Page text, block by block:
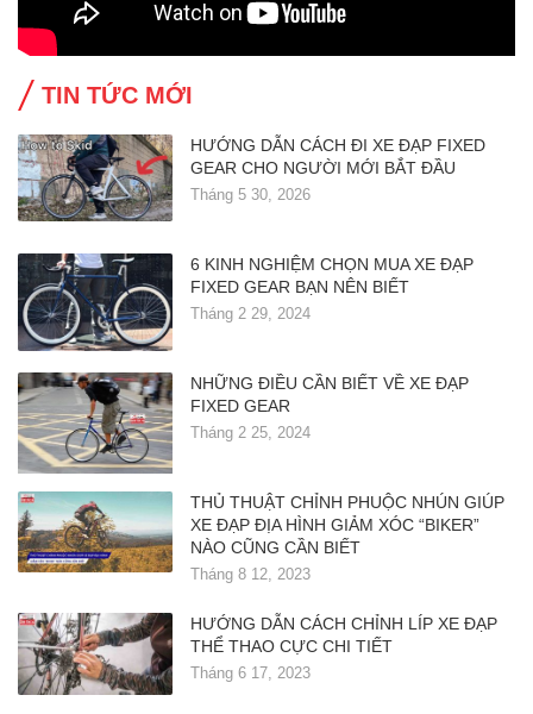
TIN TỨC MỚI
HƯỚNG DẪN CÁCH ĐI XE ĐẠP FIXED
GEAR CHO NGƯỜI MỚI BẮT ĐẦU
Tháng 5 30, 2026
6 KINH NGHIỆM CHỌN MUA XE ĐẠP
FIXED GEAR BẠN NÊN BIẾT
Tháng 2 29, 2024
NHỮNG ĐIỀU CẦN BIẾT VỀ XE ĐẠP
FIXED GEAR
Tháng 2 25, 2024
THỦ THUẬT CHỈNH PHUỘC NHÚN GIÚP
XE ĐẠP ĐỊA HÌNH GIẢM XÓC “BIKER”
NÀO CŨNG CẦN BIẾT
Tháng 8 12, 2023
HƯỚNG DẪN CÁCH CHỈNH LÍP XE ĐẠP
THỂ THAO CỰC CHI TIẾT
Tháng 6 17, 2023